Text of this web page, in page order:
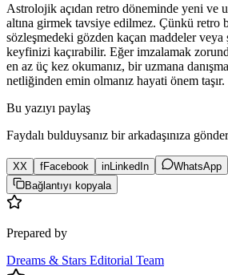
Astrolojik açıdan retro döneminde yeni ve
altına girmek tavsiye edilmez. Çünkü retro
sözleşmedeki gözden kaçan maddeler veya
keyfinizi kaçırabilir. Eğer imzalamak
en az üç kez okumanız, bir uzmana
netliğinden emin olmanız hayati önem taşır.
Bu yazıyı paylaş
Faydalı bulduysanız bir arkadaşınıza
XX fFacebook in LinkedIn WhatsApp
Bağlantıyı kopyala
Prepared by
Dreams & Stars Editorial Team